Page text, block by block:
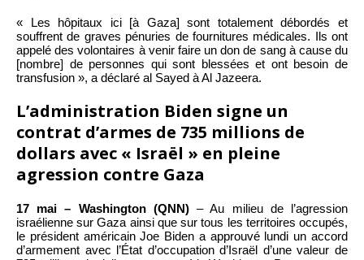
« Les hôpitaux ici [à Gaza] sont totalement débordés et
souffrent de graves pénuries de fournitures médicales. Ils ont
appelé des volontaires à venir faire un don de sang à cause du
[nombre] de personnes qui sont blessées et ont besoin de
transfusion », a déclaré al Sayed à Al Jazeera.
L’administration Biden signe un
contrat d’armes de 735 millions de
dollars avec « Israël » en pleine
agression contre Gaza
17 mai – Washington (QNN)– Au milieu de l’agression
israélienne sur Gaza ainsi que sur tous les territoires occupés,
le président américain Joe Biden a approuvé lundi un accord
d’armement avec l’État d’occupation d’Israël d’une valeur de